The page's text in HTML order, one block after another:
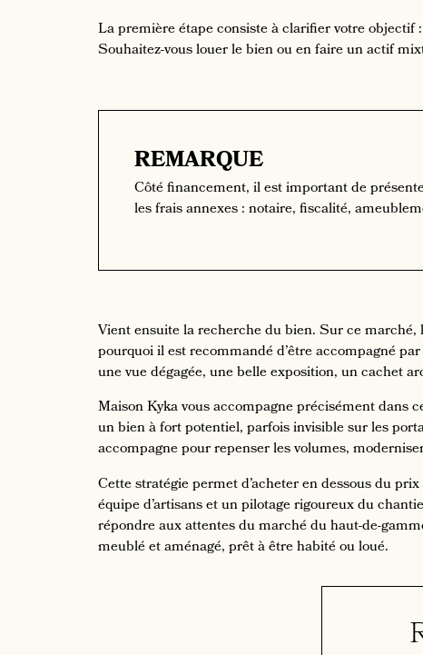
La première étape consiste à clarifier votre objectif
Souhaitez-vous louer le bien ou en faire un actif
REMARQUE
Côté financement, il est important de
les frais annexes : notaire, fiscalité,
Vient ensuite la recherche du bien. Sur ce marché,
pourquoi il est recommandé d’être accompagné
une vue dégagée, une belle exposition, un cachet
Maison Kyka vous accompagne précisément
un bien à fort potentiel, parfois invisible sur les
accompagne pour repenser les volumes,
Cette stratégie permet d’acheter en dessous du
équipe d’artisans et un pilotage rigoureux du
répondre aux attentes du marché du haut-de-
meublé et aménagé, prêt à être habité ou loué.